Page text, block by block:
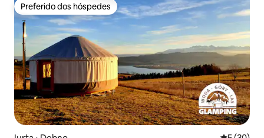
Preferido dos hóspedes
Preferido dos hóspedes